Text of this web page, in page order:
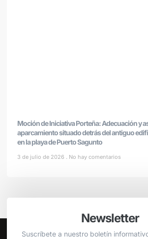
Moción de Iniciativa Porteña: Adecuación y
aparcamiento situado detrás del antiguo
en la playa de Puerto Sagunto
3 de julio de 2026 No hay comentarios
Newsletter
Suscríbete a nuestro boletín